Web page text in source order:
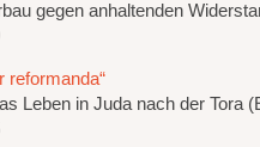
gegen anhaltenden
reformanda“
Leben in Juda nach der Tora